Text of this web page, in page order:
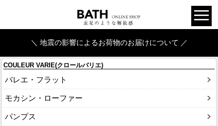
＼ 地震の影響によるお荷物のお届けについて ／
COULEUR VARIE(クロールバリエ)
バレエ・フラット
モカシン・ローファー
パンプス